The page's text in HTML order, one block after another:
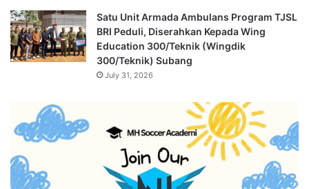
Satu Unit Armada Ambulans Program TJSL
BRI Peduli, Diserahkan Kepada Wing
Education 300/Teknik (Wingdik
300/Teknik) Subang
July 31, 2026